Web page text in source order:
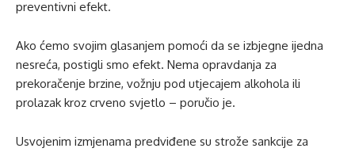
preventivni efekt.
Ako ćemo svojim glasanjem pomoći da se izbjegne ijedna
nesreća, postigli smo efekt. Nema opravdanja za
prekoračenje brzine, vožnju pod utjecajem alkohola ili
prolazak kroz crveno svjetlo – poručio je.
Usvojenim izmjenama predviđene su strože sankcije za